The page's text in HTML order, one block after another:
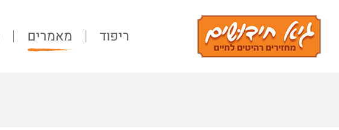
content
ריפוד מאמרים